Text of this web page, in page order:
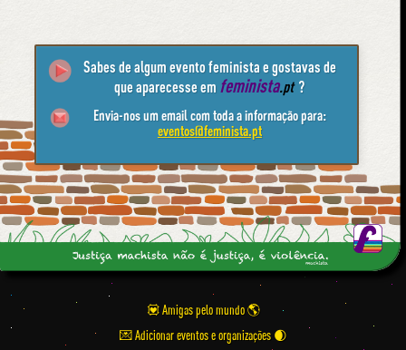
Sabes de algum evento feminista e gostavas de
que aparecesse em feminista.pt ?
Envia-nos um email com toda a informação para:
eventos@feminista.pt
💟 Amigas pelo mundo
💌 Adicionar eventos e organizações